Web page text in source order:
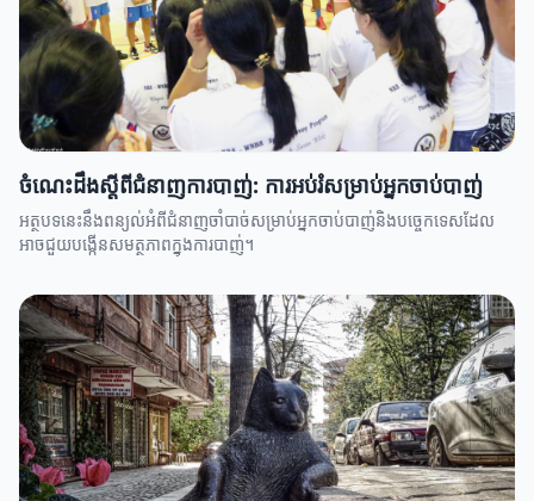
ចំណេះដឹងស្តីពីជំនាញការបាញ់: ការអប់រំសម្រាប់អ្នកចាប់បាញ់
អត្ថបទនេះនឹងពន្យល់អំពីជំនាញចាំបាច់សម្រាប់អ្នកចាប់បាញ់និងបច្ចេកទេសដែល
អាចជួយបង្កើនសមត្ថភាពក្នុងការបាញ់។